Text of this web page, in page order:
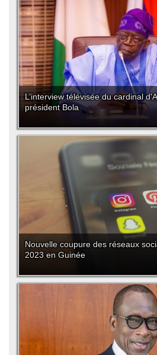
L’interview télévisée du cardinal
président Bola
Nouvelle coupure des réseaux
2023 en Guinée